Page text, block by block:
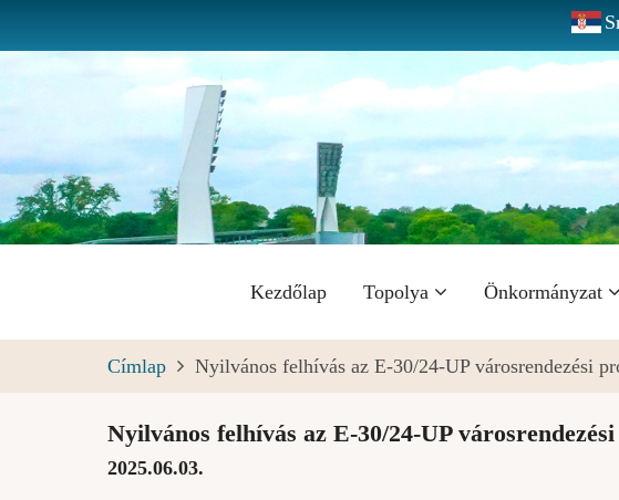
a
tartalomra
Fő
navigáció
Kezdőlap Topolya Önkormányzat
Címlap Nyilvános felhívás az E-30/24-UP városrendezési
Nyilvános felhívás az E-30/24-UP
2025.06.03.